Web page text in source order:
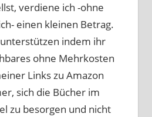
verdiene ich -ohne
einen kleinen Betrag.
indem ihr
ohne Mehrkosten
Links zu Amazon
sich die Bücher im
zu besorgen und nicht